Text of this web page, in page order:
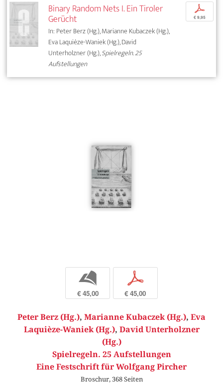
Binary Random Nets I. Ein Tiroler
Gerücht
In: Peter Berz (Hg.), Marianne Kubaczek (Hg.),
Eva Laquièze-Waniek (Hg.), David
Unterholzner (Hg.),Spielregeln. 25
Aufstellungen
p
€ 9,95
b
€ 45,00
p
€ 45,00
Peter Berz (Hg.), Marianne Kubaczek (Hg.), Eva
Laquièze-Waniek (Hg.), David Unterholzner
(Hg.)
Spielregeln. 25 Aufstellungen
Eine Festschrift für Wolfgang Pircher
Broschur, 368 Seiten